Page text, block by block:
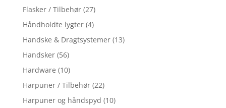
Flasker / Tilbehør (27)
Håndholdte lygter (4)
Handske & Dragtsystemer (13)
Handsker (56)
Hardware (10)
Harpuner / Tilbehør (22)
Harpuner og håndspyd (10)